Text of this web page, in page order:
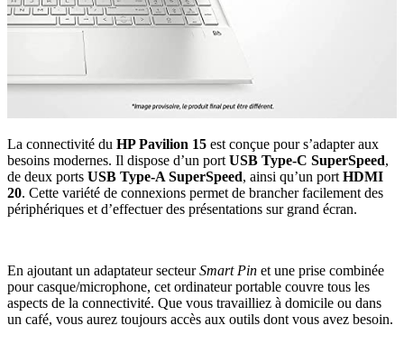
La connectivité du HP Pavilion 15 est conçue pour s’adapter aux
besoins modernes. Il dispose d’un port USB Type-C SuperSpeed,
de deux ports USB Type-A SuperSpeed, ainsi qu’un port HDMI
20. Cette variété de connexions permet de brancher facilement des
périphériques et d’effectuer des présentations sur grand écran.
En ajoutant un adaptateur secteurSmart Pin et une prise combinée
pour casque/microphone, cet ordinateur portable couvre tous les
aspects de la connectivité. Que vous travailliez à domicile ou dans
un café, vous aurez toujours accès aux outils dont vous avez besoin.